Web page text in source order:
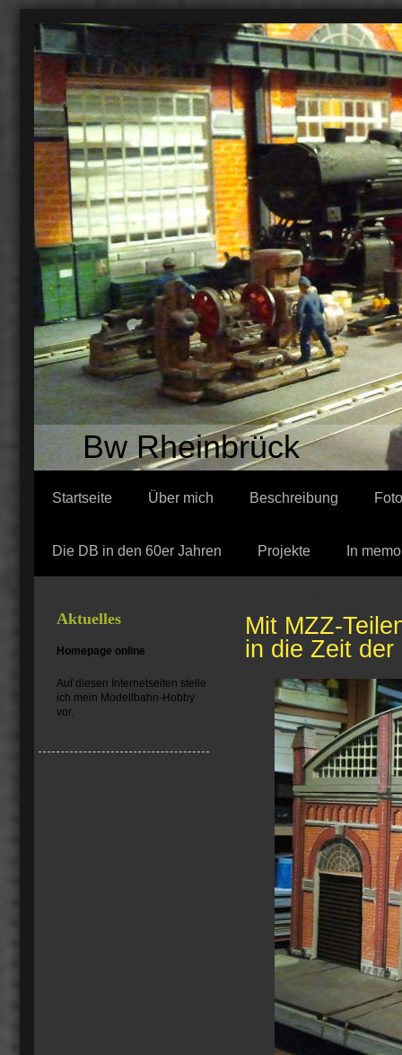
Bw Rheinbrück
Startseite Über mich Beschreibung
Die DB in den 60er Jahren Projekte In
Aktuelles
Homepage online
Auf diesen Internetseiten stelle
ich mein Modellbahn-Hobby
vor.
Mit MZZ-
in die Zeit